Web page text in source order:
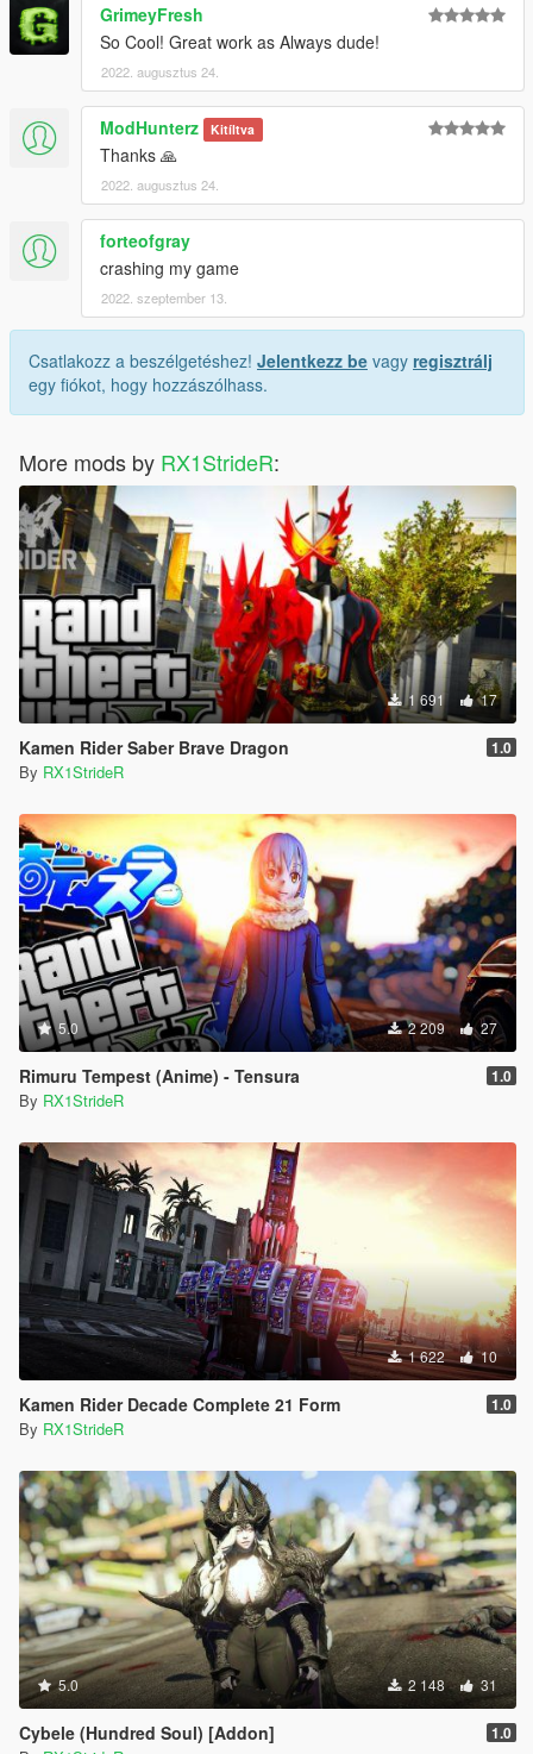
GrimeyFresh
So Cool! Great work as Always dude!
2022. augusztus 24.
ModHunterz Kitíltva
Thanks 🙏
2022. augusztus 24.
forteofgray
crashing my game
2022. szeptember 13.
Csatlakozz a beszélgetéshez! Jelentkezz be vagy regisztrálj
egy fiókot, hogy hozzászólhass.
More mods by RX1StrideR:
1 691 17
Kamen Rider Saber Brave Dragon 1.0
By RX1StrideR
5.0 2 209 27
Rimuru Tempest (Anime) - Tensura 1.0
By RX1StrideR
1 622 10
Kamen Rider Decade Complete 21 Form 1.0
By RX1StrideR
5.0 2 148 31
Cybele (Hundred Soul) [Addon] 1.0